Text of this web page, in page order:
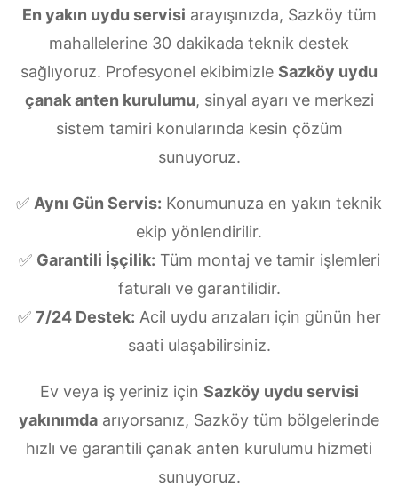
En yakın uydu servisi arayışınızda, Sazköy tüm
mahallelerine 30 dakikada teknik destek
sağlıyoruz. Profesyonel ekibimizle Sazköy uydu
çanak anten kurulumu, sinyal ayarı ve merkezi
sistem tamiri konularında kesin çözüm
sunuyoruz.
✅ Aynı Gün Servis: Konumunuza en yakın teknik
ekip yönlendirilir.
✅ Garantili İşçilik: Tüm montaj ve tamir işlemleri
faturalı ve garantilidir.
✅ 7/24 Destek: Acil uydu arızaları için günün her
saati ulaşabilirsiniz.
Ev veya iş yeriniz için Sazköy uydu servisi
yakınımda arıyorsanız, Sazköy tüm bölgelerinde
hızlı ve garantili çanak anten kurulumu hizmeti
sunuyoruz.